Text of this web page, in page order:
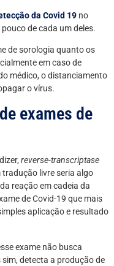
da Covid 19 no
de cada um deles.
de sorologia quanto os
em caso de
médico, o distanciamento
o vírus.
exames de
reverse-transcriptase
tradução livre seria algo
reação em cadeia da
de Covid-19 que mais
aplicação e resultado
exame não busca
detecta a produção de